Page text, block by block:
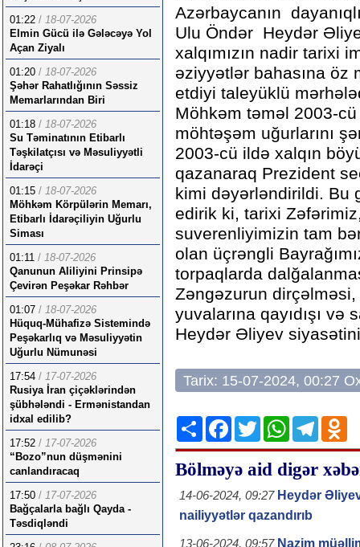
01:22 / 18-07-2026
Elmin Gücü ilə Gələcəyə Yol
Açan Ziyalı
01:20 / 18-07-2026
Şəhər Rahatlığının Səssiz
Memarlarından Biri
01:18 / 18-07-2026
Su Təminatının Etibarlı
Təşkilatçısı və Məsuliyyətli
İdarəçi
01:15 / 18-07-2026
Möhkəm Körpülərin Memarı,
Etibarlı İdarəçiliyin Uğurlu
Siması
01:11 / 18-07-2026
Qanunun Aliliyini Prinsipə
Çevirən Peşəkar Rəhbər
01:07 / 18-07-2026
Hüquq-Mühafizə Sistemində
Peşəkarlıq və Məsuliyyətin
Uğurlu Nümunəsi
17:54 / 17-07-2026
Rusiya İran çiçəklərindən
şübhələndi - Ermənistandan
idxal edilib?
17:52 / 17-07-2026
“Bozo”nun düşmənini
canlandıracaq
17:50 / 17-07-2026
Bağçalarla bağlı Qayda -
Təsdiqləndi
Azərbaycanın
Ulu Öndər Heydər
xalqımızın nadir tarixi
əziyyətlər bahasına öz
etdiyi taleyüklü
Möhkəm təməl 2003-
möhtəşəm uğurlarını
2003-cü ildə xalqın
qazanaraq Prezident
kimi dəyərləndirildi. Bu
edirik ki, tarixi
suverenliyimizin tam
olan üçrəngli
torpaqlarda
Zəngəzurun dirçəlməsi,
yuvalarına qayıdışı
Heydər Əliyev
Tarix: 15-07-2024, 00:27
ShareFacebook
TwitterWhatsApp
Bölməyə aid digər
14-06-2024, 09:27 Heydər
nailiyyətlər qazandırıb
13-06-2024, 09:57 Nazim